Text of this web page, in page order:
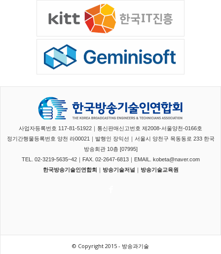
사업자등록번호 117-81-51922｜통신판매신고번호 제2008-서울양천-0166호
정기간행물등록번호 양천 라00021｜발행인 장익선｜서울시 양천구 목동동로 233 한국
방송회관 10층 [07995]
TEL. 02-3219-5635~42｜FAX. 02-2647-6813｜EMAIL. kobeta@naver.com
한국방송기술인연합회 ｜ 방송기술저널 ｜ 방송기술교육원
© Copyright 2015 - 방송과기술